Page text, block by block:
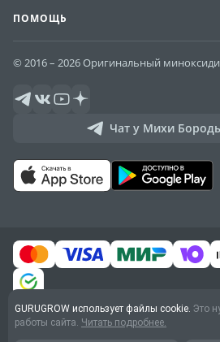
ПОМОЩЬ
© 2016 – 2026 Оригинальный
Чат у Михи
Договор оферты
GURUGROW использует файлы cookie. Это
работы сайта. Читать подробнее.